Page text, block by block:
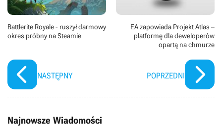
Battlerite Royale - ruszył darmowy
okres próbny na Steamie
NASTĘPNY
EA zapowiada Projekt Atlas –
platformę dla deweloperów
opartą na chmurze
POPRZEDNI
Najnowsze Wiadomości